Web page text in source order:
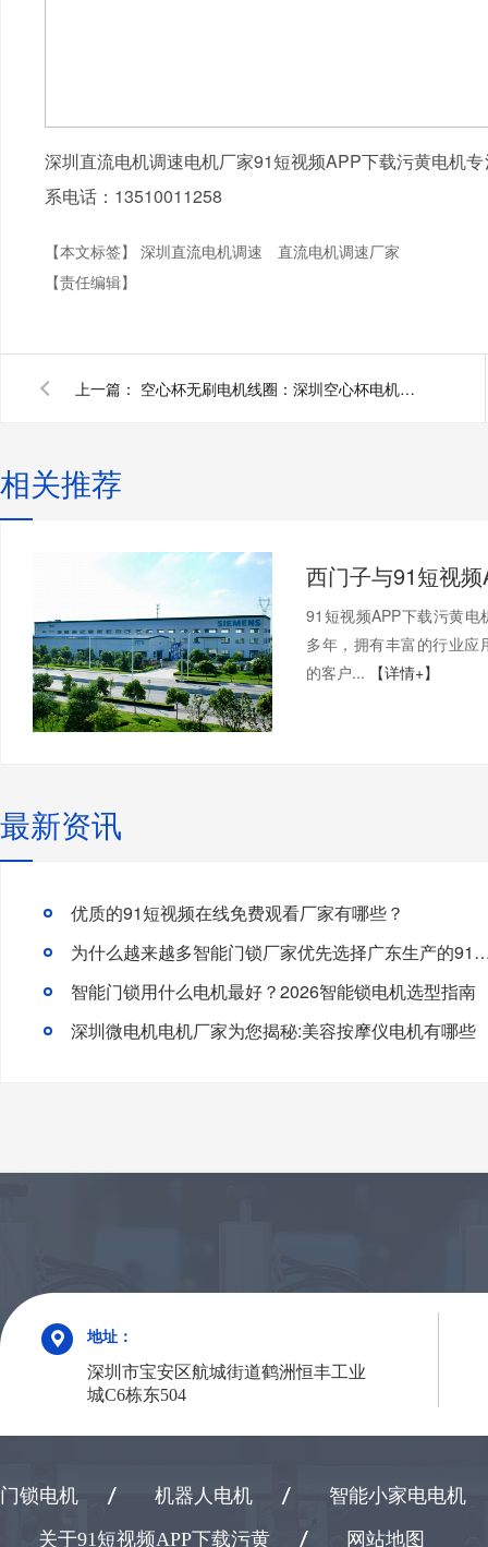
深圳直流电机调速电机厂家91短视频APP下载污黄电机
系电话：13510011258
【本文标签】 深圳直流电机调速
直流电机调速厂家
【责任编辑】
上一篇： 空心杯无刷电机线圈：深圳空心杯电机厂家为您揭秘
相关推荐
91短视频APP下载污黄电
多年，拥有丰富的行业应
的客户...
【详情+】
最新资讯
优质的91短视频在线免费观看厂家有哪些？
为什么越来越多智能门锁厂家优先选择广
智能门锁用什么电机最好？2026智能锁电机选型指南
深圳微电机电机厂家为您揭秘:美容按摩仪电机有哪些
地址：
深圳市宝安区航城街道鹤洲恒丰工业
城C6栋东504
门锁电机 机器人电机
智能小家电电机
关于91短视频APP下载污黄
网站地图